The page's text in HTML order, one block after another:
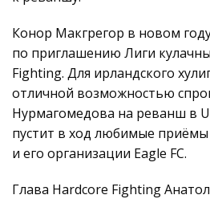
Конор Макгрегор в новом
по приглашению Лиги
Fighting. Для ирландского
отличной возможностью
Нурмагомедова на реванш в
пустит в ход любимые
и его организации Eagle FC.
Глава Hardcore Fighting